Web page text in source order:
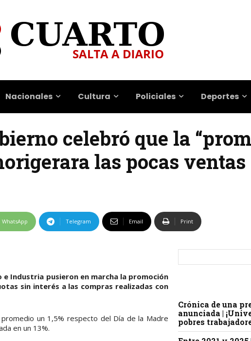
Nacionales Cultura Policiales Deportes
celebró que la
las pocas ventas
WhatsApp Telegram Email Print
e Industria pusieron en marcha la promoción
sin interés a las compras realizadas con
un 1,5% respecto del Día de la Madre
en un 13%.
Crónica de una
anunciada |
pobres